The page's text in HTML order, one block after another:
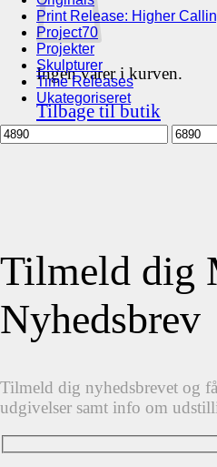
Ingen varer i kurven.
Tilbage til butik
Print Release: Higher
Project70
Projekter
Skulpturer
Time Releases
Ukategoriseret
Mindste
pris
Højeste
pris
Tilmeld dig
Nyhedsbrev
Tilmeld dig nyhedsbrevet og
udgivelser samt info om